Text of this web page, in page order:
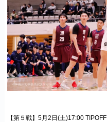
【第５戦】5月2日(土)17:00 TIPOFF